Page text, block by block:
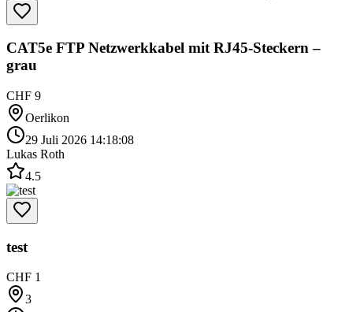
CAT5e FTP Netzwerkkabel mit RJ45-Steckern –
grau
CHF 9
Oerlikon
29 Juli 2026 14:18:08
Lukas Roth
4.5
test
CHF 1
3